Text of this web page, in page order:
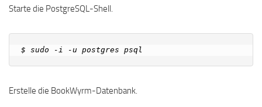
Starte die PostgreSQL-Shell.
Erstelle die BookWyrm-Datenbank.